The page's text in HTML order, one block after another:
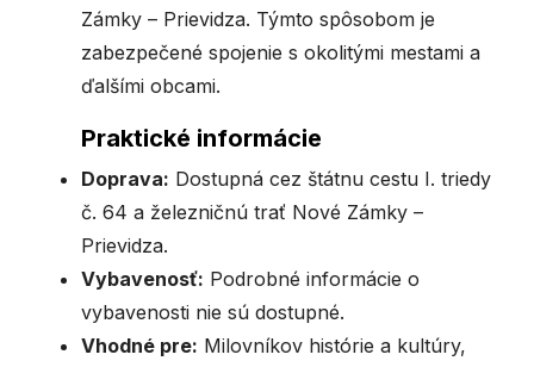
Zámky – Prievidza. Týmto spôsobom je
zabezpečené spojenie s okolitými mestami a
ďalšími obcami.
Praktické informácie
Doprava: Dostupná cez štátnu cestu I. triedy
č. 64 a železničnú trať Nové Zámky –
Prievidza.
Vybavenosť: Podrobné informácie o
vybavenosti nie sú dostupné.
Vhodné pre: Milovníkov histórie a kultúry,